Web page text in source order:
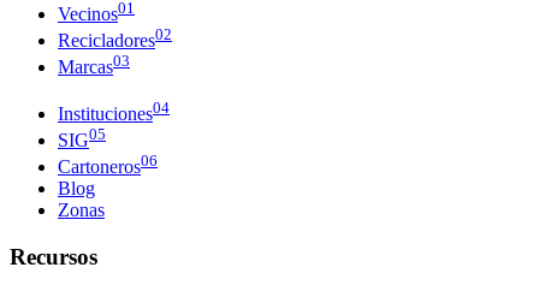
Vecinos01
Recicladores02
Marcas03
Instituciones04
SIG05
Cartoneros06
Blog
Zonas
Recursos